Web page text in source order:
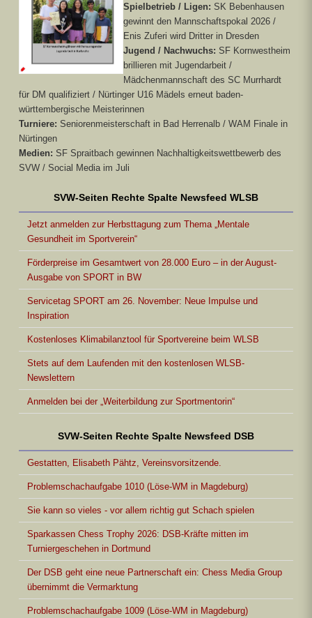
Spielbetrieb / Ligen: SK Bebenhausen
gewinnt den Mannschaftspokal 2026 /
Enis Zuferi wird Dritter in Dresden
Jugend / Nachwuchs: SF Kornwestheim
brillieren mit Jugendarbeit /
Mädchenmannschaft des SC Murrhardt
für DM qualifiziert / Nürtinger U16 Mädels erneut baden-
württembergische Meisterinnen
Turniere: Seniorenmeisterschaft in Bad Herrenalb / WAM Finale in
Nürtingen
Medien: SF Spraitbach gewinnen Nachhaltigkeitswettbewerb des
SVW / Social Media im Juli
SVW-Seiten Rechte Spalte Newsfeed WLSB
Jetzt anmelden zur Herbsttagung zum Thema „Mentale
Gesundheit im Sportverein“
Förderpreise im Gesamtwert von 28.000 Euro – in der August-
Ausgabe von SPORT in BW
Servicetag SPORT am 26. November: Neue Impulse und
Inspiration
Kostenloses Klimabilanztool für Sportvereine beim WLSB
Stets auf dem Laufenden mit den kostenlosen WLSB-
Newslettern
Anmelden bei der „Weiterbildung zur Sportmentorin“
SVW-Seiten Rechte Spalte Newsfeed DSB
Gestatten, Elisabeth Pähtz, Vereinsvorsitzende.
Problemschachaufgabe 1010 (Löse-WM in Magdeburg)
Sie kann so vieles - vor allem richtig gut Schach spielen
Sparkassen Chess Trophy 2026: DSB-Kräfte mitten im
Turniergeschehen in Dortmund
Der DSB geht eine neue Partnerschaft ein: Chess Media Group
übernimmt die Vermarktung
Problemschachaufgabe 1009 (Löse-WM in Magdeburg)